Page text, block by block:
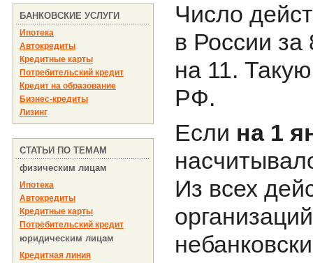
БАНКОВСКИЕ УСЛУГИ
Ипотека
Автокредиты
Кредитные карты
Потребительский кредит
Кредит на образование
Бизнес-кредиты
Лизинг
СТАТЬИ ПО ТЕМАМ
физическим лицам
Ипотека
Автокредиты
Кредитные карты
Потребительский кредит
юридическим лицам
Кредитная линия
Число
в России за
на 11.
РФ.
Если на 1
Из всех